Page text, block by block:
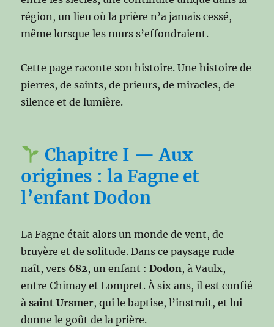
région, un lieu où la prière n’a jamais cessé,
même lorsque les murs s’effondraient.
Cette page raconte son histoire. Une histoire de
pierres, de saints, de prieurs, de miracles, de
silence et de lumière.
Chapitre I — Aux
origines : la Fagne et
l’enfant Dodon
La Fagne était alors un monde de vent, de
bruyère et de solitude. Dans ce paysage rude
naît, vers 682, un enfant :Dodon, à Vaulx,
entre Chimay et Lompret. À six ans, il est confié
àsaint Ursmer, qui le baptise, l’instruit, et lui
donne le goût de la prière.